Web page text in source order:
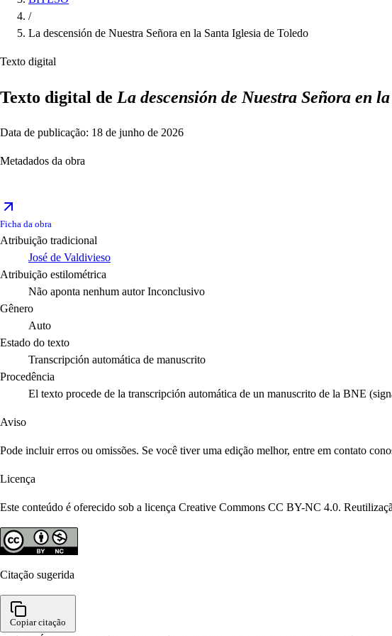
/
La descensión de Nuestra Señora en la Santa Iglesia de Toledo
Texto digital
Texto digital de La descensión de Nuestra Señora en
Data de publicação: 18 de junho de 2026
Metadados da obra
Ficha da obra
Atribuição tradicional
José de Valdivieso
Atribuição estilométrica
Não aponta nenhum autor Inconclusivo
Gênero
Auto
Estado do texto
Transcripción automática de manuscrito
Procedência
El texto procede de la transcripción automática de un manuscrito de la BNE
Aviso
Pode incluir erros ou omissões. Se você tiver uma edição melhor, entre em contato
Licença
Este conteúdo é oferecido sob a licença Creative Commons CC BY-NC 4.0.
Citação sugerida
Copiar citação